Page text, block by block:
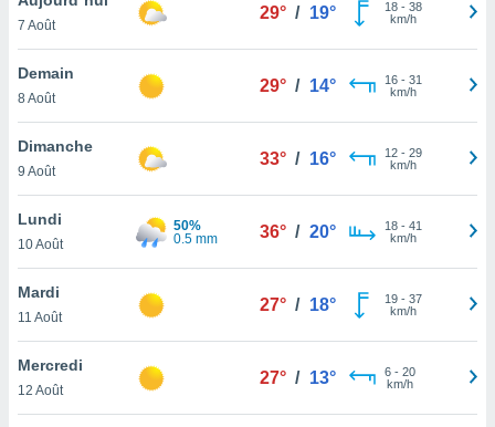
et
»,
au
vous
qu'ils
ou
le
ainsi
un
7 Août
29° / 19° 18- 38
km/h
Demain
8 Août
29° / 14° 16- 31
km/h
Dimanche
9 Août
33° / 16° 12- 29
km/h
Lundi
10 Août
50%
0.5 mm
36° / 20° 18- 41
km/h
Mardi
11 Août
27° / 18° 19- 37
km/h
Mercredi
12 Août
27° / 13° 6- 20
km/h